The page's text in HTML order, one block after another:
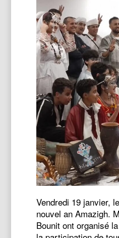
Vendredi 19 janvier,
nouvel an Amazigh.
Bounit ont organisé